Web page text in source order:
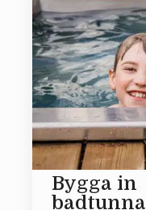
Bygga in